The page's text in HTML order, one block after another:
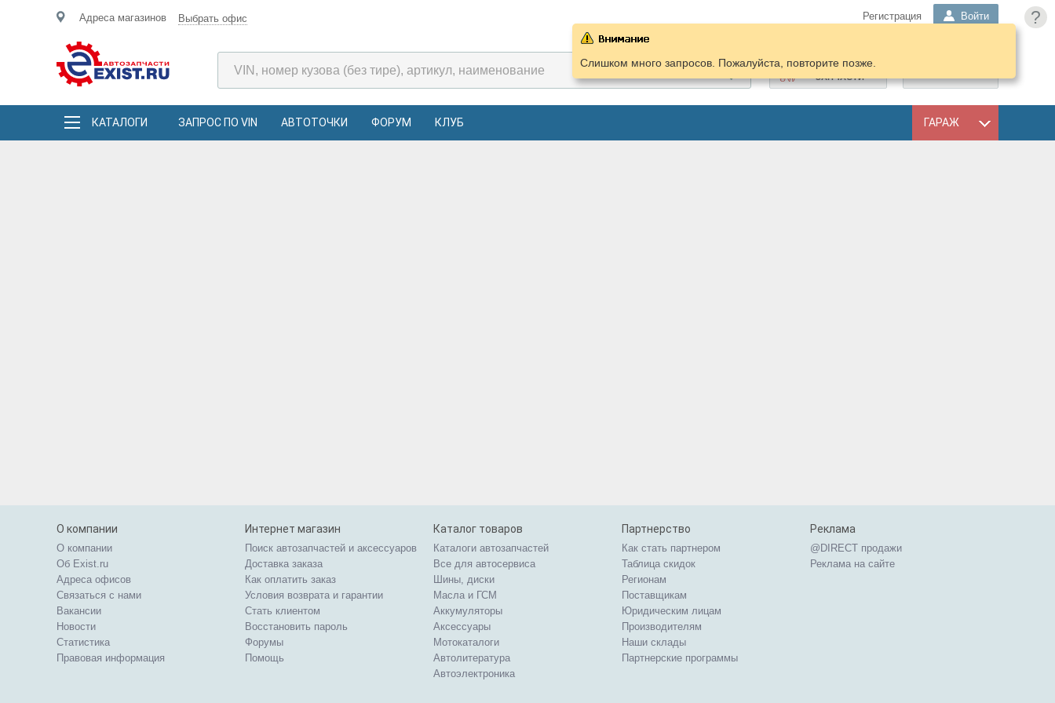
?
Адреса магазинов Выбрать офис Регистрация Войти
ПОДОБРАТЬ
ЗАПЧАСТИ
КАТАЛОГИ ЗАПРОС ПО VIN АВТОТОЧКИ ФОРУМ КЛУБ ГАРАЖ
Слишком много запросов. Пожалуйста, повторите позже.
О компании
О компании
Об Exist.ru
Адреса офисов
Связаться с нами
Вакансии
Новости
Статистика
Правовая информация
Интернет магазин
Поиск автозапчастей и аксессуаров
Доставка заказа
Как оплатить заказ
Условия возврата и гарантии
Стать клиентом
Восстановить пароль
Форумы
Помощь
Каталог товаров
Каталоги автозапчастей
Все для автосервиса
Шины, диски
Масла и ГСМ
Аккумуляторы
Аксессуары
Мотокаталоги
Автолитература
Автоэлектроника
Партнерство
Как стать партнером
Таблица скидок
Регионам
Поставщикам
Юридическим лицам
Производителям
Наши склады
Партнерские программы
Реклама
@DIRECT продажи
Реклама на сайте